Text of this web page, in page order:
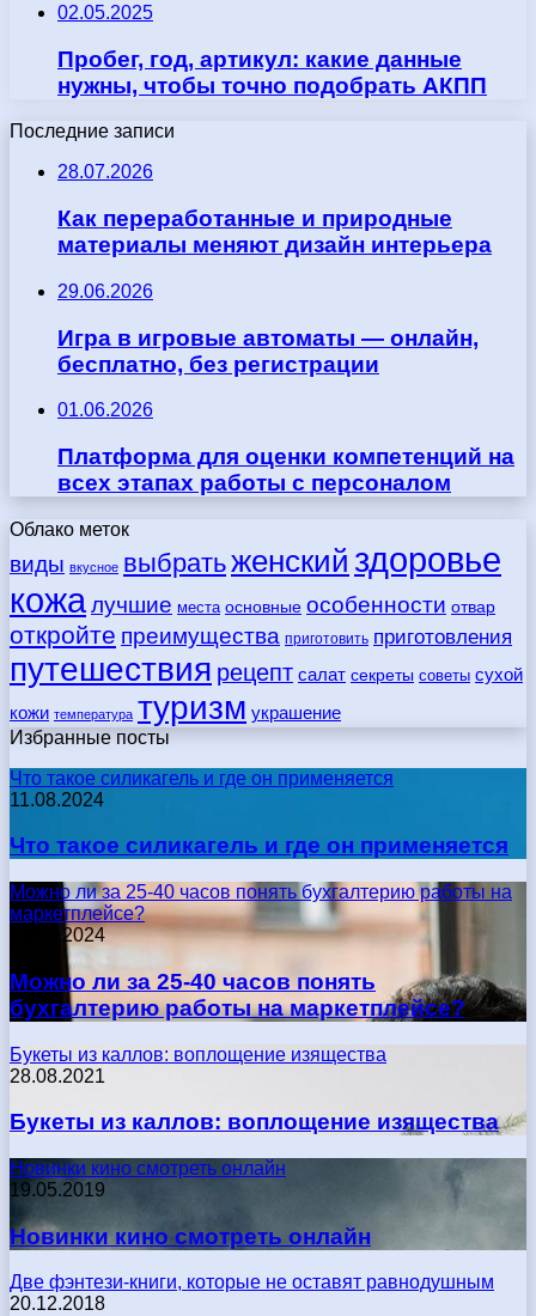
02.05.2025
Пробег, год, артикул: какие данные
нужны, чтобы точно подобрать АКПП
Последние записи
28.07.2026
Как переработанные и природные
материалы меняют дизайн интерьера
29.06.2026
Игра в игровые автоматы — онлайн,
бесплатно, без регистрации
01.06.2026
Платформа для оценки компетенций на
всех этапах работы с персоналом
Облако меток
виды вкусное выбратьженский здоровье
кожалучшие места основные особенности отвар
откройте преимущества приготовить приготовления
путешествия рецепт салат секреты советы сухой
кожи температура туризм украшение
Избранные посты
Что такое силикагель и где он применяется
11.08.2024
Что такое силикагель и где он применяется
Можно ли за 25-40 часов понять бухгалтерию работы на
маркетплейсе?
17.05.2024
Можно ли за 25-40 часов понять
бухгалтерию работы на маркетплейсе?
Букеты из каллов: воплощение изящества
28.08.2021
Букеты из каллов: воплощение изящества
Новинки кино смотреть онлайн
19.05.2019
Новинки кино смотреть онлайн
Две фэнтези-книги, которые не оставят равнодушным
20.12.2018